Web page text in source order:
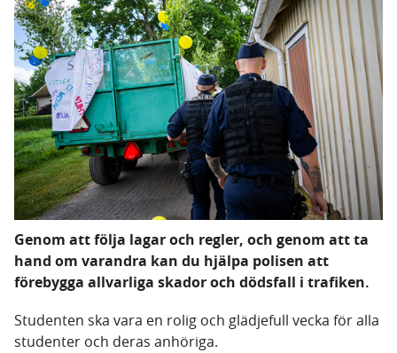
Genom att följa lagar och regler, och genom att ta
hand om varandra kan du hjälpa polisen att
förebygga allvarliga skador och dödsfall i trafiken.
Studenten ska vara en rolig och glädjefull vecka för alla
studenter och deras anhöriga.